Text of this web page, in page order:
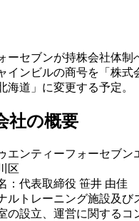
ーセブンが持株会社体制
インビルの商号を「株式
海道」に変更する予定。
社の概要
エンティーフォーセブン
区
：代表取締役 笹井 由佳
ルトレーニング施設及び
の設立、運営に関するコ